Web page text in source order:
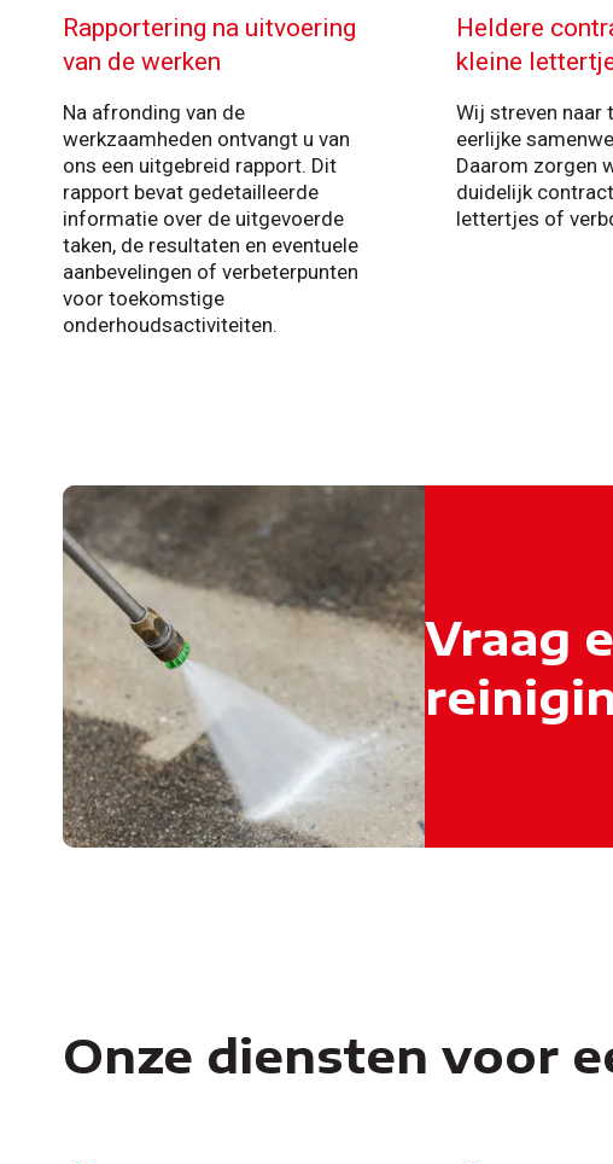
Rapportering na uitvoering
van de werken
Na afronding van de
werkzaamheden ontvangt u van
ons een uitgebreid rapport. Dit
rapport bevat gedetailleerde
informatie over de uitgevoerde
taken, de resultaten en eventuele
aanbevelingen of verbeterpunten
voor toekomstige
onderhoudsactiviteiten.
Heldere
kleine
Wij streven naar
eerlijke
Daarom zorgen
duidelijk
lettertjes of
Vraag
Onze diensten voor